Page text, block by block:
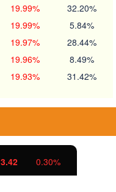
19.99% 32.20%
19.99% 5.84%
19.97% 28.44%
19.96% 8.49%
19.93% 31.42%
3.42 0.30%